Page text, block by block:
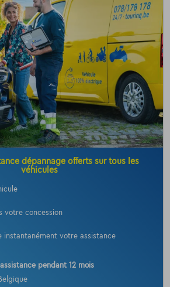
dépannage offerts sur tous les
véhicules
votre concession
instantanément votre assistance
pendant 12 mois